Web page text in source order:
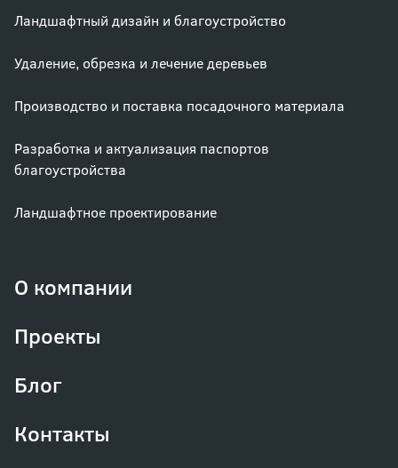
Ландшафтный дизайн и благоустройство
Удаление, обрезка и лечение деревьев
Производство и поставка посадочного материала
Разработка и актуализация паспортов
благоустройства
Ландшафтное проектирование
О компании
Проекты
Блог
Контакты